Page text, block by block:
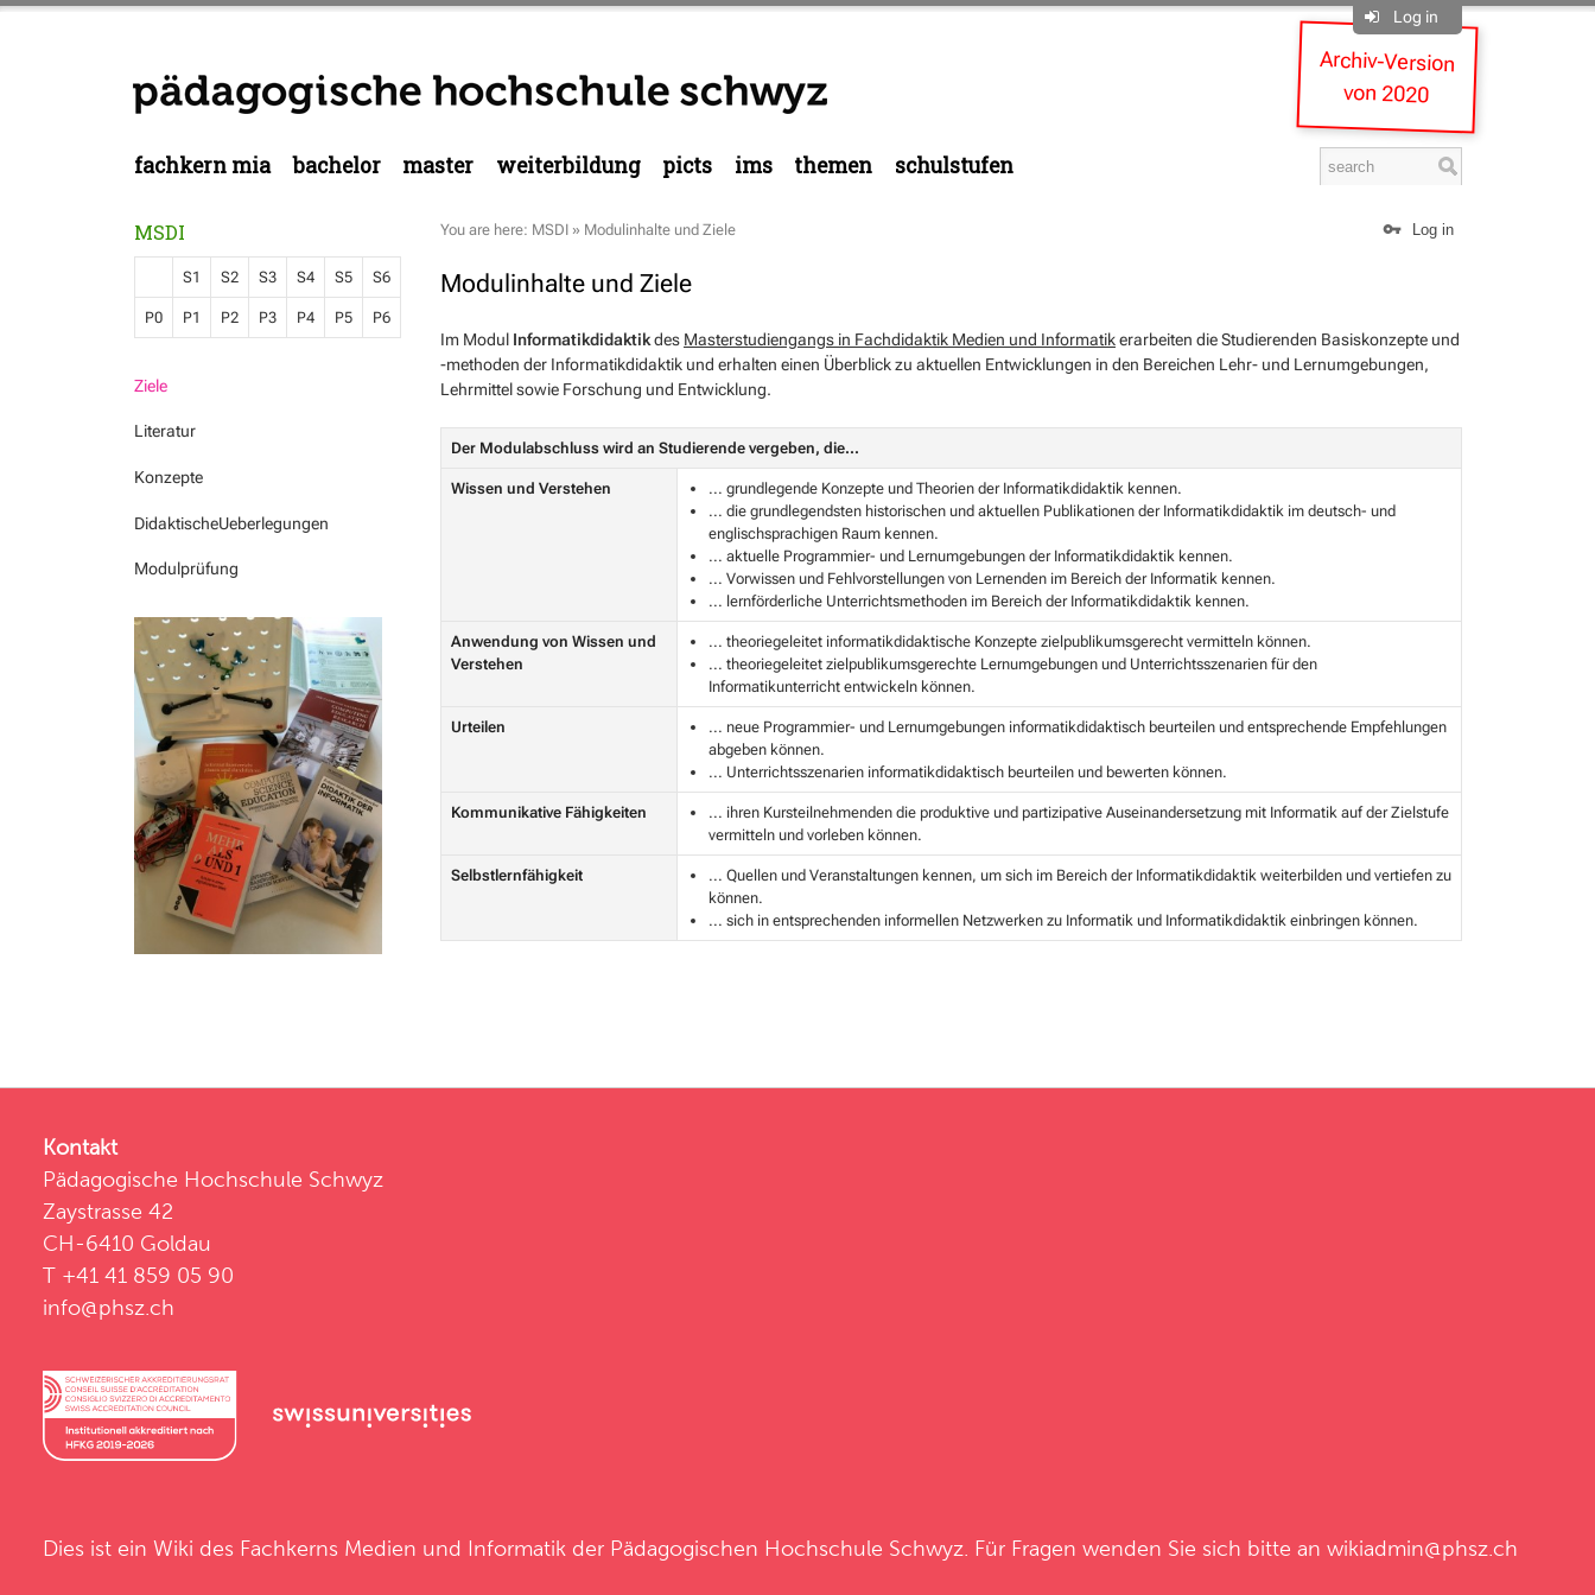
Log in
fachkern mia bachelor master weiterbildung picts ims themen schulstufen
MSDI
S1 S2 S3 S4 S5 S6
P0 P1 P2 P3 P4 P5 P6
Ziele
Literatur
Konzepte
DidaktischeUeberlegungen
Modulprüfung
Archiv-Version
von 2020
Log in
You are here: MSDI » Modulinhalte und Ziele
Modulinhalte und Ziele
Im Modul Informatikdidaktikdes Masterstudiengangs in Fachdidaktik Medien und Informatikerarbeiten die Studierenden Basiskonzepte und
-methoden der Informatikdidaktik und erhalten einen Überblick zu aktuellen Entwicklungen in den Bereichen Lehr- und Lernumgebungen,
Lehrmittel sowie Forschung und Entwicklung.
Der Modulabschluss wird an Studierende vergeben, die...
Wissen und Verstehen
... grundlegende Konzepte und Theorien der Informatikdidaktik kennen.
... die grundlegendsten historischen und aktuellen Publikationen der Informatikdidaktik im deutsch- und
englischsprachigen Raum kennen.
... aktuelle Programmier- und Lernumgebungen der Informatikdidaktik kennen.
... Vorwissen und Fehlvorstellungen von Lernenden im Bereich der Informatik kennen.
... lernförderliche Unterrichtsmethoden im Bereich der Informatikdidaktik kennen.
Anwendung von Wissen und
Verstehen
... theoriegeleitet informatikdidaktische Konzepte zielpublikumsgerecht vermitteln können.
... theoriegeleitet zielpublikumsgerechte Lernumgebungen und Unterrichtsszenarien für den
Informatikunterricht entwickeln können.
Urteilen
... neue Programmier- und Lernumgebungen informatikdidaktisch beurteilen und entsprechende Empfehlungen
abgeben können.
... Unterrichtsszenarien informatikdidaktisch beurteilen und bewerten können.
Kommunikative Fähigkeiten
... ihren Kursteilnehmenden die produktive und partizipative Auseinandersetzung mit Informatik auf der Zielstufe
vermitteln und vorleben können.
Selbstlernfähigkeit
... Quellen und Veranstaltungen kennen, um sich im Bereich der Informatikdidaktik weiterbilden und vertiefen zu
können.
... sich in entsprechenden informellen Netzwerken zu Informatik und Informatikdidaktik einbringen können.
Kontakt
Pädagogische Hochschule Schwyz
Zaystrasse 42
CH-6410 Goldau
T +41 41 859 05 90
info@phsz.ch
Dies ist ein Wiki des Fachkerns Medien und Informatik der Pädagogischen Hochschule Schwyz . Für Fragen wenden Sie sich bitte an wikiadmin@phsz.ch